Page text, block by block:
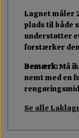
Lagnet måler
plads til både
understøtter
forstærker
Bemærk:Må
nemt med en
Se alle